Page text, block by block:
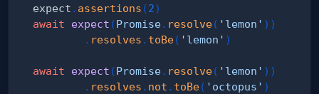
  expect
. assertions (2)
await
expect (Promise. resolve( 'lemon' ) )
. resolves . toBe( 'lemon' )
await expect (Promise. resolve( 'lemon' ) )
. resolves . not . toBe( 'octopus' )